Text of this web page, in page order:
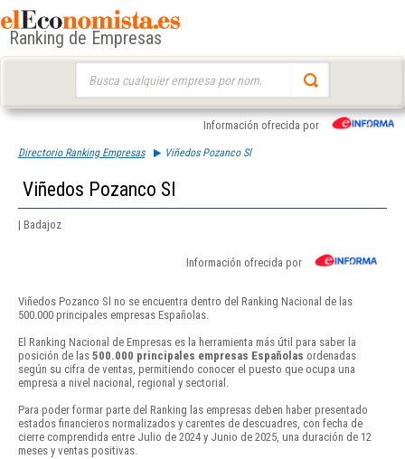
Ranking de Empresas
Información ofrecida por
Directorio Ranking Empresas Viñedos Pozanco Sl
Viñedos Pozanco Sl
| Badajoz
Información ofrecida por
Viñedos Pozanco Sl no se encuentra dentro del Ranking Nacional de las
500.000 principales empresas Españolas.
El Ranking Nacional de Empresas es la herramienta más útil para saber la
posición de las 500.000 principales empresas Españolas ordenadas
según su cifra de ventas, permitiendo conocer el puesto que ocupa una
empresa a nivel nacional, regional y sectorial.
Para poder formar parte del Ranking las empresas deben haber presentado
estados financieros normalizados y carentes de descuadres, con fecha de
cierre comprendida entre Julio de 2024 y Junio de 2025, una duración de 12
meses y ventas positivas.